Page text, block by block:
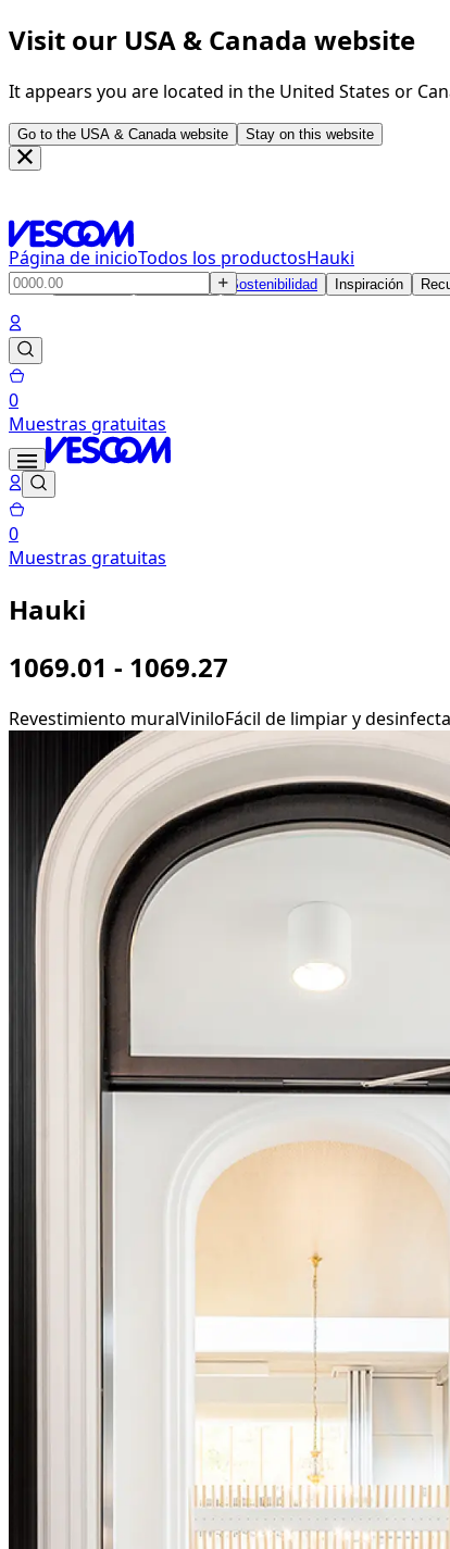
Visit our USA & Canada website
It appears you are located in the United States or
Go to the USA & Canada website Stay on this website
Página de inicioTodos los productosHauki
Productos Sostenibilidad Inspiración
0
Muestras gratuitas
0
Muestras gratuitas
Hauki
1069.01 - 1069.27
Revestimiento muralViniloFácil de limpiar y